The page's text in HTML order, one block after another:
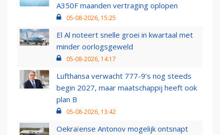
A350F maanden vertraging oplopen
05-08-2026, 15:25
El Al noteert snelle groei in kwartaal met
minder oorlogsgeweld
05-08-2026, 14:17
Lufthansa verwacht 777-9’s nog steeds
begin 2027, maar maatschappij heeft ook
plan B
05-08-2026, 13:42
Oekraïense Antonov mogelijk ontsnapt